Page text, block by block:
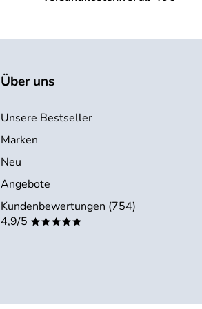
Über uns
Unsere Bestseller
Marken
Neu
Angebote
Kundenbewertungen (754)
4,9/5 *****